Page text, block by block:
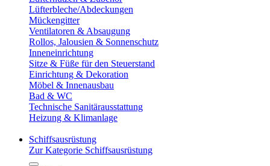
Lüfterbleche/Abdeckungen
Mückengitter
Ventilatoren & Absaugung
Rollos, Jalousien & Sonnenschutz
Inneneinrichtung
Sitze & Füße für den Steuerstand
Einrichtung & Dekoration
Möbel & Innenausbau
Bad & WC
Technische Sanitärausstattung
Heizung & Klimanlage
Schiffsausrüstung
Zur Kategorie Schiffsausrüstung